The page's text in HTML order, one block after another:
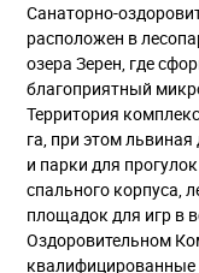
Санаторно-
расположен в
озера Зерен, где
благоприятный
Территория
га, при этом
и парки для
спального корпуса,
площадок для игр в
Оздоровительном